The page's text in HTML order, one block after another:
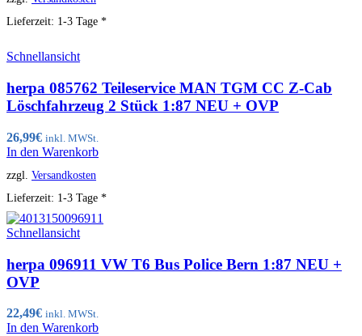
Lieferzeit: 1-3 Tage *
Schnellansicht
herpa 085762 Teileservice MAN TGM CC Z-Cab
Löschfahrzeug 2 Stück 1:87 NEU + OVP
26,99€ inkl. MWSt.
In den Warenkorb
zzgl. Versandkosten
Lieferzeit: 1-3 Tage *
Schnellansicht
herpa 096911 VW T6 Bus Police Bern 1:87 NEU +
OVP
22,49€ inkl. MWSt.
In den Warenkorb